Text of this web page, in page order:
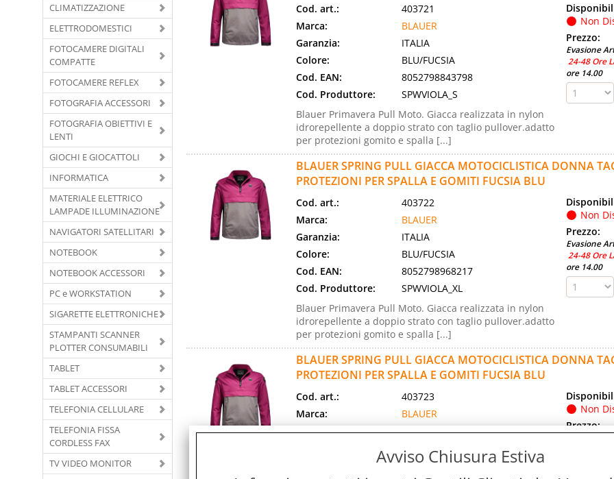
CLIMATIZZAZIONE
ELETTRODOMESTICI
FOTOCAMERE DIGITALI
COMPATTE
FOTOCAMERE REFLEX
FOTOGRAFIA ACCESSORI
FOTOGRAFIA OBIETTIVI E
LENTI
GIOCHI E GIOCATTOLI
INFORMATICA
MATERIALE ELETTRICO
LAMPADE ILLUMINAZIONE
NAVIGATORI SATELLITARI
NOTEBOOK
NOTEBOOK ACCESSORI
PC e WORKSTATION
SIGARETTE ELETTRONICHE
STAMPANTI SCANNER
PLOTTER CONSUMABILI
TABLET
TABLET ACCESSORI
TELEFONIA CELLULARE
TELEFONIA FISSA
CORDLESS FAX
TV VIDEO MONITOR
Cod. art.:
403721
Marca:
BLAUER
Garanzia:
ITALIA
Colore:
BLU/FUCSIA
Cod. EAN:
8052798843798
Cod. Produttore:
SPWVIOLA_S
Blauer Primavera Pull Moto. Giacca realizzata in nylon
idrorepellente a doppio strato con taglio pullover.adatto
per protezioni gomito e spalla [...]
Non
Prezzo:
Evasione
24-48 Ore
ore 14.00
BLAUER SPRING PULL GIACCA MOTOCICLISTICA DONNA
PROTEZIONI PER SPALLA E GOMITI FUCSIA BLU
Cod. art.:
403722
Marca:
BLAUER
Garanzia:
ITALIA
Colore:
BLU/FUCSIA
Cod. EAN:
8052798968217
Cod. Produttore:
SPWVIOLA_XL
Blauer Primavera Pull Moto. Giacca realizzata in nylon
idrorepellente a doppio strato con taglio pullover.adatto
per protezioni gomito e spalla [...]
Non
Prezzo:
Evasione
24-48 Ore
ore 14.00
BLAUER SPRING PULL GIACCA MOTOCICLISTICA DONNA
PROTEZIONI PER SPALLA E GOMITI FUCSIA BLU
Cod. art.:
403723
Marca:
BLAUER
Garanzia:
ITALIA
BLU/FUCSIA
8052798968248
Non
Prezzo:
Avviso Chiusura Estiva